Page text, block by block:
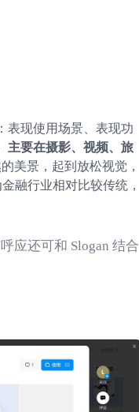
表现使用场景、表现功
主要在摄影、视频、旅
美景，起到放松视觉，
融行业相对比较传统，
应还可和 Slogan 结合